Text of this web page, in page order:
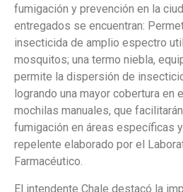
fumigación y prevención en la
entregados se encuentran:
insecticida de amplio espectro
mosquitos; una termo niebla,
permite la dispersión de
logrando una mayor cobertura
mochilas manuales, que
fumigación en áreas específicas
repelente elaborado por el
Farmacéutico.
El intendente Chale destacó la